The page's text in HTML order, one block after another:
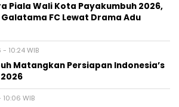
Piala Wali Kota Payakumbuh 2026,
FC Lewat Drama Adu
10:24 WIB
Matangkan Persiapan Indonesia’s
WIB